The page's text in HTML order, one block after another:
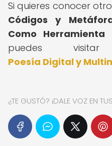
Si quieres conocer
Códigos y
Como
puedes
Poesía Digital y
¿TE GUSTÓ? ¡DALE VOZ EN